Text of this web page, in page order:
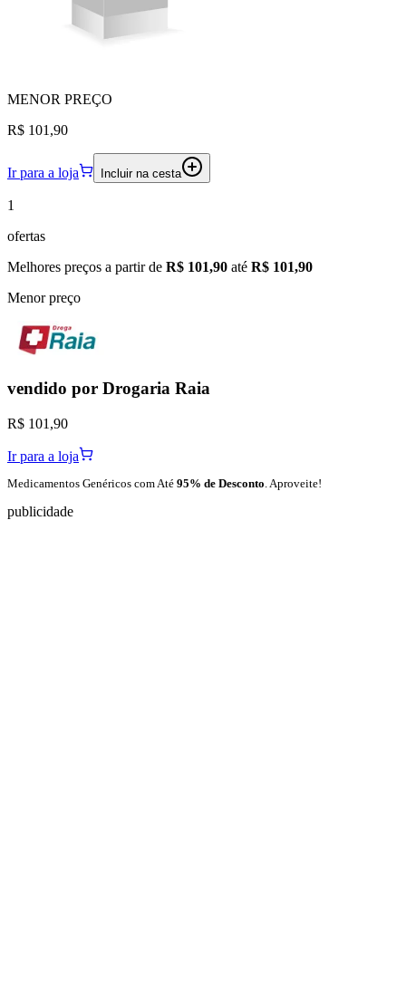
MENOR PREÇO
R$ 101,90
Ir para a loja Incluir na cesta
1
ofertas
Melhores preços a partir de R$ 101,90 até R$ 101,90
Menor preço
vendido por Drogaria Raia
R$ 101,90
Ir para a loja
Medicamentos Genéricos com Até 95% de Desconto. Aproveite!
publicidade